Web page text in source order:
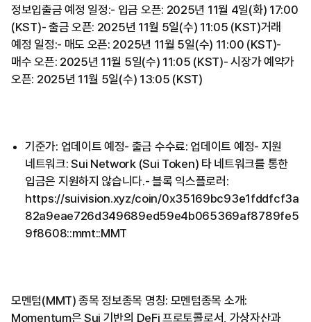
정보입출금 예정 일정:- 입금 오픈: 2025년 11월 4일(화) 17:00
(KST)- 출금 오픈: 2025년 11월 5일(수) 11:05 (KST)거래
예정 일정:- 매도 오픈: 2025년 11월 5일(수) 11:00 (KST)-
매수 오픈: 2025년 11월 5일(수) 11:05 (KST)- 시장가 예약가
오픈: 2025년 11월 5일(수) 13:05 (KST)
기준가: 업데이트 예정- 출금 수수료: 업데이트 예정- 지원
네트워크: Sui Network (Sui Token) 타 네트워크를 통한
입금은 지원하지 않습니다.- 블록 익스플로러:
https://suivision.xyz/coin/0x35169bc93e1fddfcf3a
82a9eae726d349689ed59e4b065369af8789fe5
9f8608::mmt::MMT
모멘텀(MMT) 종목 정보종목 명칭: 모멘텀종목 소개:
Momentum은 Sui 기반의 DeFi 프로토콜로서, 가상자산과